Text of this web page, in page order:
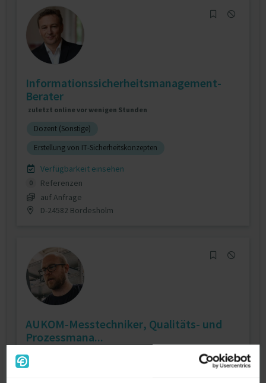
Informationssicherheitsmanagement-
Berater
zuletzt online vor wenigen Stunden
Dozent (Sonstige)
Erstellung von IT-Sicherheitskonzepten
Verfügbarkeit einsehen
0
Referenzen
auf Anfrage
D-24582 Bordesholm
AUKOM-Messtechniker, Qualitäts- und
Prozessmana...